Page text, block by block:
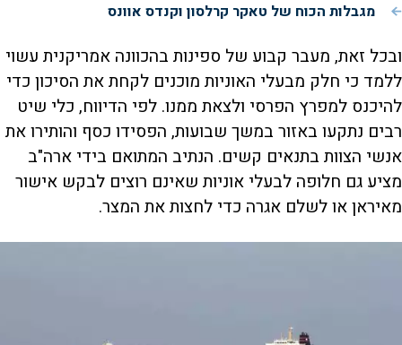
מגבלות הכוח של טאקר קרלסון וקנדס אוונס
ובכל זאת, מעבר קבוע של ספינות בהכוונה אמריקנית עשוי
ללמד כי חלק מבעלי האוניות מוכנים לקחת את הסיכון כדי
להיכנס למפרץ הפרסי ולצאת ממנו. לפי הדיווח, כלי שיט
רבים נתקעו באזור במשך שבועות, הפסידו כסף והותירו את
אנשי הצוות בתנאים קשים. הנתיב המתואם בידי ארה"ב
מציע גם חלופה לבעלי אוניות שאינם רוצים לבקש אישור
מאיראן או לשלם אגרה כדי לחצות את המצר.